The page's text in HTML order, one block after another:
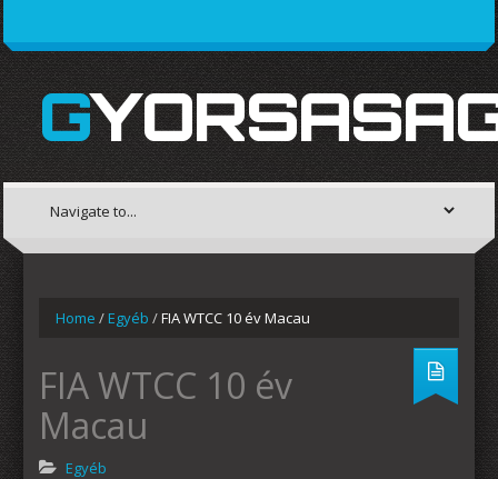
Home /Egyéb /FIA WTCC 10 év Macau
FIA WTCC 10 év
Macau
Egyéb